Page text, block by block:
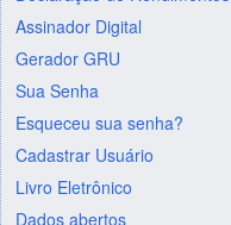
Assinador Digital
Gerador GRU
Sua Senha
Esqueceu sua senha?
Cadastrar Usuário
Livro Eletrônico
Dados abertos